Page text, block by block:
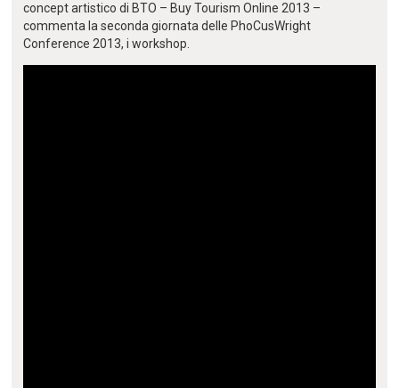
concept artistico di BTO – Buy Tourism Online 2013 –
commenta la seconda giornata delle PhoCusWright
Conference 2013, i workshop.